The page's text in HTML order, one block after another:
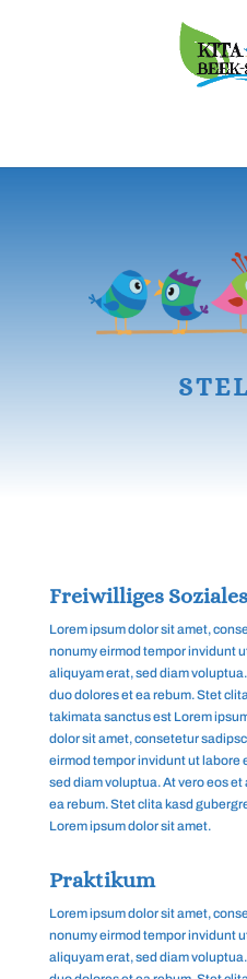
Freiwilliges
Lorem ipsum dolor sit amet,
nonumy eirmod tempor invidunt
aliquyam erat, sed diam
duo dolores et ea rebum. Stet
takimata sanctus est Lorem
dolor sit amet, consetetur
eirmod tempor invidunt ut labore
sed diam voluptua. At vero eos
ea rebum. Stet clita kasd
Lorem ipsum dolor sit amet.
Praktikum
Lorem ipsum dolor sit amet,
nonumy eirmod tempor invidunt
aliquyam erat, sed diam